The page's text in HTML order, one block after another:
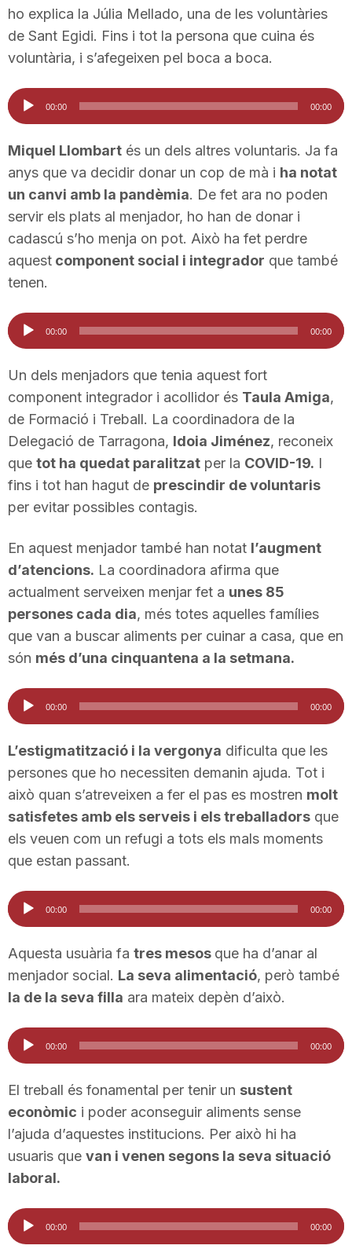
ho explica la Júlia Mellado, una de les voluntàries
de Sant Egidi. Fins i tot la persona que cuina és
voluntària, i s’afegeixen pel boca a boca.
Reproductor
d'àudio
00:00 00:00
Miquel Llombart és un dels altres voluntaris. Ja fa
anys que va decidir donar un cop de mà i ha notat
un canvi amb la pandèmia. De fet ara no poden
servir els plats al menjador, ho han de donar i
cadascú s’ho menja on pot. Això ha fet perdre
aquest component social i integrador que també
tenen.
Reproductor
d'àudio
00:00 00:00
Un dels menjadors que tenia aquest fort
component integrador i acollidor és Taula Amiga,
de Formació i Treball. La coordinadora de la
Delegació de Tarragona, Idoia Jiménez, reconeix
que tot ha quedat paralitzat per la COVID-19. I
fins i tot han hagut de prescindir de voluntaris
per evitar possibles contagis.
En aquest menjador també han notat l’augment
d’atencions. La coordinadora afirma que
actualment serveixen menjar fet a unes 85
persones cada dia, més totes aquelles famílies
que van a buscar aliments per cuinar a casa, que en
són més d’una cinquantena a la setmana.
Reproductor
d'àudio
00:00 00:00
L’estigmatització i la vergonya dificulta que les
persones que ho necessiten demanin ajuda. Tot i
això quan s’atreveixen a fer el pas es mostren molt
satisfetes amb els serveis i els treballadors que
els veuen com un refugi a tots els mals moments
que estan passant.
Reproductor
d'àudio
00:00 00:00
Aquesta usuària fa tres mesos que ha d’anar al
menjador social. La seva alimentació, però també
la de la seva filla ara mateix depèn d’això.
Reproductor
d'àudio
00:00 00:00
El treball és fonamental per tenir un sustent
econòmic i poder aconseguir aliments sense
l’ajuda d’aquestes institucions. Per això hi ha
usuaris que van i venen segons la seva situació
laboral.
Reproductor
d'àudio
00:00 00:00